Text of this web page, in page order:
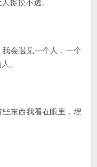
捉摸不透。
会遇见一个人 ，一个
。
东西我看在眼里，埋